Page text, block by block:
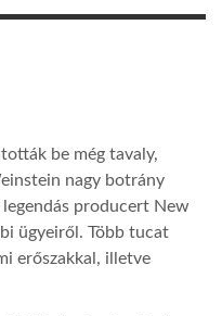
be még tavaly,
nagy botrány
producert New
ügyeiről. Több tucat
erőszakkal, illetve